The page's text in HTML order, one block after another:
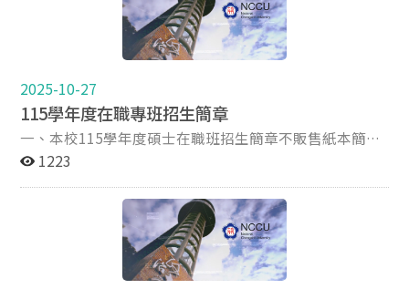
份」、「畢業證書影本切結書乙份」(正本則免)、「新生
資料表」掛號郵寄至「116臺北市文山區指南路2段64號
百年樓三樓 政治大學國文教學碩士在職專班辦公室收」。
*備取生務必於115/05/09(六)前(以郵戳為憑)將「115報
到意願書」掛號郵寄至「116臺北市文山區指南路2段64
號 百年樓三樓 政治大學國文教學碩士在職專班辦公室
收」。 *115學年度新生遞補至7/31，已繳交報到意願書
知備取生皆列入替補名單內。 ＊如未於規定時間內完成辦
班（02-29387553）。
(02)2938-7553。
2025-10-27
115學年度在職專班招生簡章
一、本校115學年度碩士在職班招生簡章不販售紙本簡
章，請自行網頁瀏覽或列印，報名前請務必詳閱簡章（請
114年11月25日上午9時起至12月9日中午12時止。
（二）網路報名登錄資料期間：自114年11月25日上午9
時起至12月9日下午3時止。 （三）審查資料繳交截止
日：依各專班「資料繳交方式」規定辦理，詳細繳交方式
1223